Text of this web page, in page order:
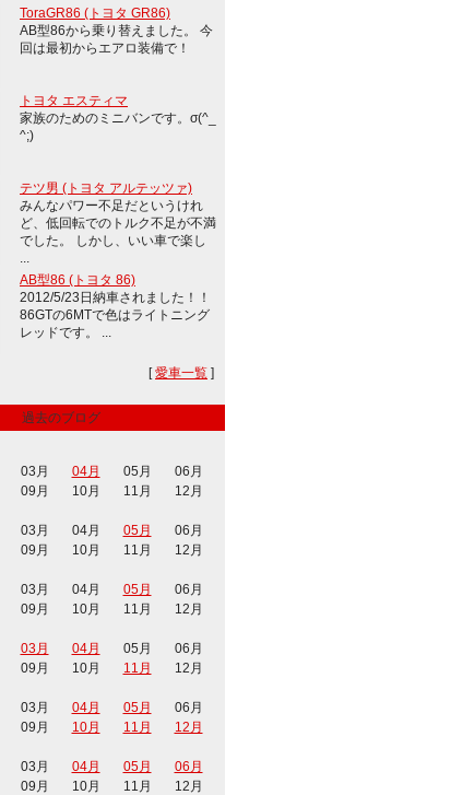
ToraGR86 (トヨタ GR86)
AB型86から乗り替えました。 今
回は最初からエアロ装備で！
トヨタ エスティマ
家族のためのミニバンです。σ(^_
^;)
テツ男 (トヨタ アルテッツァ)
みんなパワー不足だというけれ
ど、低回転でのトルク不足が不満
でした。 しかし、いい車で楽し
...
AB型86 (トヨタ 86)
2012/5/23日納車されました！！
86GTの6MTで色はライトニング
レッドです。 ...
[愛車一覧 ]
過去のブログ
03月 04月 05月
06月
09月 10月 11月
12月
03月 04月 05月
06月
09月 10月 11月
12月
03月 04月 05月
06月
09月 10月 11月
12月
03月 04月 05月
06月
09月 10月 11月
12月
03月 04月 05月
06月
09月 10月 11月
12月
03月 04月 05月
06月
09月 10月 11月
12月